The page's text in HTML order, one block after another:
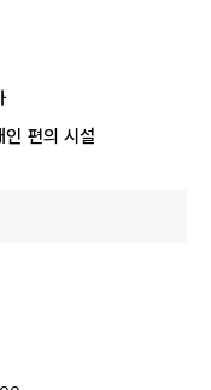
인 편의 시설